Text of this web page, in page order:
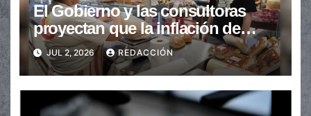
El Gobierno y las consultoras
proyectan que la inflación de
junio se ubicó debajo del 2%
JUL 2, 2026 REDACCIÓN